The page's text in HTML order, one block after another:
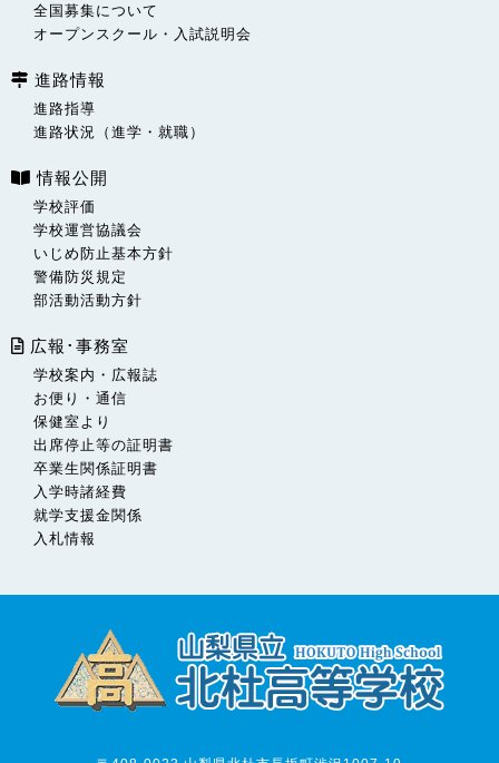
全国募集について
オープンスクール・入試説明会
進路情報
進路指導
進路状況（進学・就職）
情報公開
学校評価
学校運営協議会
いじめ防止基本方針
警備防災規定
部活動活動方針
広報･事務室
学校案内・広報誌
お便り・通信
保健室より
出席停止等の証明書
卒業生関係証明書
入学時諸経費
就学支援金関係
入札情報